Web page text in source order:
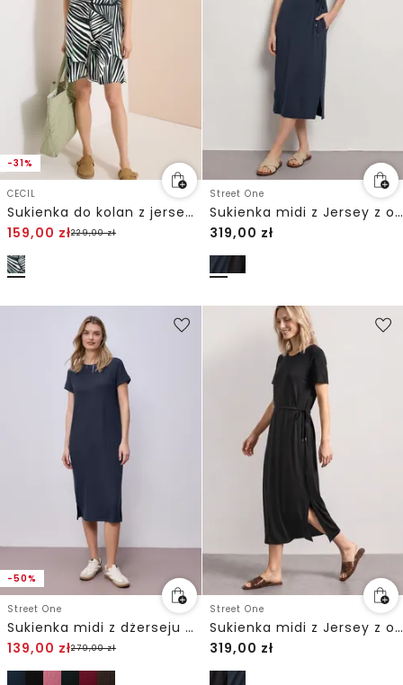
-31%
CECIL
Sukienka do kolan z jerseyu
159,00 zł229,00zł
Street One
Sukienka midi z Jersey z okrągłym dekoltem
319,00 zł
-50%
Street One
Sukienka midi z dżerseju o strukturze w prążki
139,00 zł279,00zł
Street One
Sukienka midi z Jersey z okrągłym dekoltem
319,00 zł